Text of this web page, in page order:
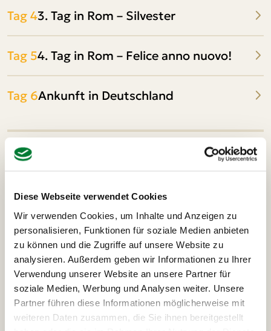
Diese Webseite verwendet Cookies
Wir verwenden Cookies, um Inhalte und Anzeigen zu
personalisieren, Funktionen für soziale Medien anbieten
zu können und die Zugriffe auf unsere Website zu
analysieren. Außerdem geben wir Informationen zu Ihrer
Verwendung unserer Website an unsere Partner für
soziale Medien, Werbung und Analysen weiter. Unsere
Partner führen diese Informationen möglicherweise mit
weiteren Daten zusammen, die Sie ihnen bereitgestellt
Tag 43. Tag in Rom – Silvester
Tag 54. Tag in Rom – Felice anno nuovo!
Tag 6Ankunft in Deutschland
Unterkünfte auf deiner Rom-
Tour
3* Hotels inkl. Frühstück
z.B. Hotel San Marco, Hotel Center
Im 3-Sterne Hotel in Rom erwartet dich eine
angenehme, familiäre und gleichzeitig professionelle
Atmosphäre, sodass du dich selbst in der Ferne wie zu
Hause fühlst.
Die Zimmer sind in einem typisch italienischen Stil